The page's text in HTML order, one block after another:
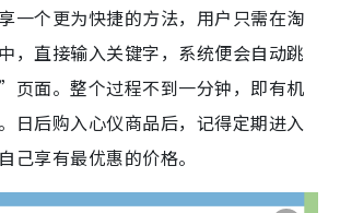
一个更为快捷的方法，用户只需在淘
，直接输入关键字，系统便会自动跳
面。整个过程不到一分钟，即有机
日后购入心仪商品后，记得定期进入
己享有最优惠的价格。